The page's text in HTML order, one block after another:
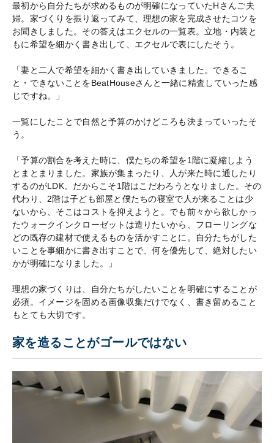
最初から自分たちが求めるものが明確になっていたHさんご夫
婦。家づくりを振り返ってみて、理想の家を完成させたコツを
お聞きしました。その答えはエクセルの一覧表。立地・内装と
もに希望を細かく書き出して、エクセルで表にしたそう。
「妻と二人で希望を細かく書き出していきました。できるこ
と・できないことをBeatHouseさんと一緒に精査していった感
じですね。」
一覧にしたことで自然と予算のかけどころも決まっていったそ
う。
「予算の割合を考えた時に、僕たちの希望を1階に凝縮しよう
とまとまりました。家族が集まったり、人が来た時に通したり
するのがLDK。だからこそ1階はこだわろうとなりました。その
代わり、2階は子ども部屋と僕たちの寝室で人が来ることは少
ないから、そこはコストを抑えようと。でも前々から欲しかっ
たウォークインクローゼットは造りたいから、フローリングな
どの既存の建材で使えるものを活かすことに。自分たちがした
いことを事細かに書き出すことで、何を優先して、絶対したい
かが明確になりました。」
理想の家づくりは、自分たちがしたいことを明確にすることが
必須。イメージを固める画像収集だけでなく、書き留めること
もとても大切です。
家を造ることがゴールではない